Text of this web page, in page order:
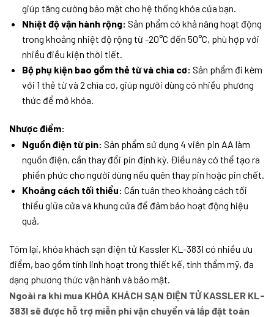
giúp tăng cường bảo mật cho hệ thống khóa của bạn.
Nhiệt độ vận hành rộng: Sản phẩm có khả năng hoạt động
trong khoảng nhiệt độ rộng từ -20°C đến 50°C, phù hợp với
nhiều điều kiện thời tiết.
Bộ phụ kiện bao gồm thẻ từ và chìa cơ: Sản phẩm đi kèm
với 1 thẻ từ và 2 chìa cơ, giúp người dùng có nhiều phương
thức để mở khóa.
Nhược điểm:
Nguồn điện từ pin: Sản phẩm sử dụng 4 viên pin AA làm
nguồn điện, cần thay đổi pin định kỳ. Điều này có thể tạo ra
phiền phức cho người dùng nếu quên thay pin hoặc pin chết.
Khoảng cách tối thiểu: Cần tuân theo khoảng cách tối
thiểu giữa cửa và khung cửa để đảm bảo hoạt động hiệu
quả.
Tóm lại, khóa khách sạn điện tử Kassler KL-383I có nhiều ưu
điểm, bao gồm tính linh hoạt trong thiết kế, tính thẩm mỹ, đa
dạng phương thức vận hành và bảo mật.
Ngoài ra khi mua KHÓA KHÁCH SẠN ĐIỆN TỬ KASSLER KL-
383I sẽ được hỗ trợ miễn phí vận chuyển và lắp đặt toàn